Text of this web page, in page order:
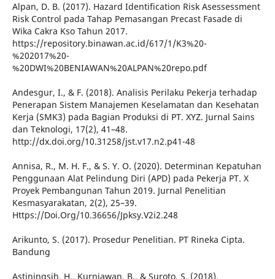
Alpan, D. B. (2017). Hazard Identification Risk Asessessment
Risk Control pada Tahap Pemasangan Precast Fasade di
Wika Cakra Kso Tahun 2017.
https://repository.binawan.ac.id/617/1/K3%20-
%202017%20-
%20DWI%20BENIAWAN%20ALPAN%20repo.pdf
Andesgur, I., & F. (2018). Analisis Perilaku Pekerja terhadap
Penerapan Sistem Manajemen Keselamatan dan Kesehatan
Kerja (SMK3) pada Bagian Produksi di PT. XYZ. Jurnal Sains
dan Teknologi, 17(2), 41–48.
http://dx.doi.org/10.31258/jst.v17.n2.p41-48
Annisa, R., M. H. F., & S. Y. O. (2020). Determinan Kepatuhan
Penggunaan Alat Pelindung Diri (APD) pada Pekerja PT. X
Proyek Pembangunan Tahun 2019. Jurnal Penelitian
Kesmasyarakatan, 2(2), 25–39.
Https://Doi.Org/10.36656/Jpksy.V2i2.248
Arikunto, S. (2017). Prosedur Penelitian. PT Rineka Cipta.
Bandung
Astiningsih, H., Kurniawan, B., & Suroto, S. (2018).